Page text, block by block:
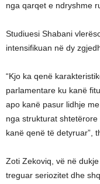
nga qarqet e ndryshme
Studiuesi Shabani
intensifikuan në dy
“Kjo ka qenë
parlamentare ku kanë
apo kanë pasur lidhje
nga strukturat
kanë qenë të detyruar”,
Zoti Zekoviq, vë në
treguar seriozitet dhe